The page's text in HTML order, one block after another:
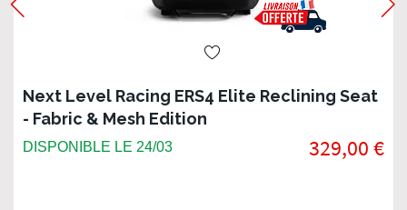
Next Level Racing ERS4 Elite Reclining Seat
- Fabric & Mesh Edition
DISPONIBLE LE 24/03 329,00 €